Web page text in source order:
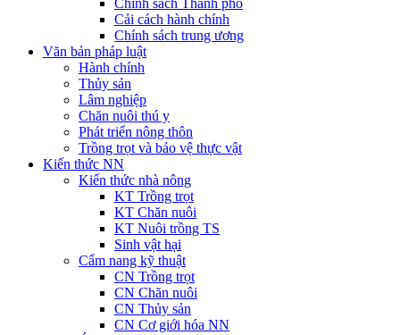
Chính sách Thành phố
Cải cách hành chính
Chính sách trung ương
Văn bản pháp luật
Hành chính
Thủy sản
Lâm nghiệp
Chăn nuôi thú y
Phát triển nông thôn
Trồng trọt và bảo vệ thực vật
Kiến thức NN
Kiến thức nhà nông
KT Trồng trọt
KT Chăn nuôi
KT Nuôi trồng TS
Sinh vật hại
Cẩm nang kỹ thuật
CN Trồng trọt
CN Chăn nuôi
CN Thủy sản
CN Cơ giới hóa NN